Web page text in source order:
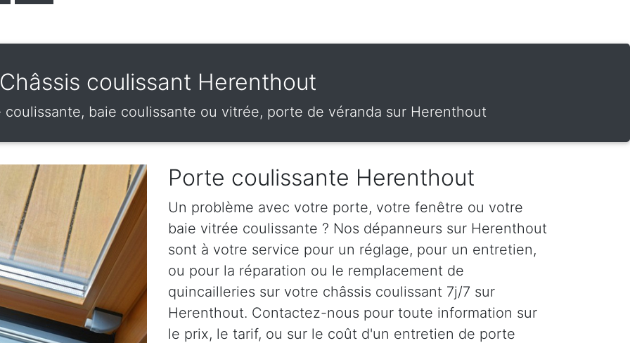
coulissant Herenthout
baie coulissante ou vitrée, porte de véranda sur Herenthout
Porte coulissante Herenthout
Un problème avec votre porte, votre fenêtre ou votre
baie vitrée coulissante ? Nos dépanneurs sur Herenthout
sont à votre service pour un réglage, pour un entretien,
ou pour la réparation ou le remplacement de
quincailleries sur votre châssis coulissant 7j/7 sur
Herenthout. Contactez-nous pour toute information sur
le prix, le tarif, ou sur le coût d'un entretien de porte